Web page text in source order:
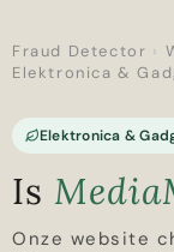
Fraud Detector ›
Elektronica &
Elektronica &
Is
Onze website